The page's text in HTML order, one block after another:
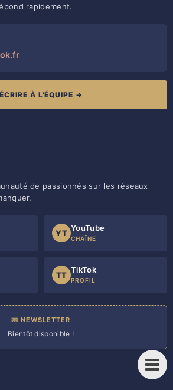
rapidement.
ÉCRIRE À L'ÉQUIPE →
de passionnés sur les réseaux
YT
YouTube
CHAÎNE
TT
TikTok
PROFIL
📧 NEWSLETTER
Bientôt disponible !